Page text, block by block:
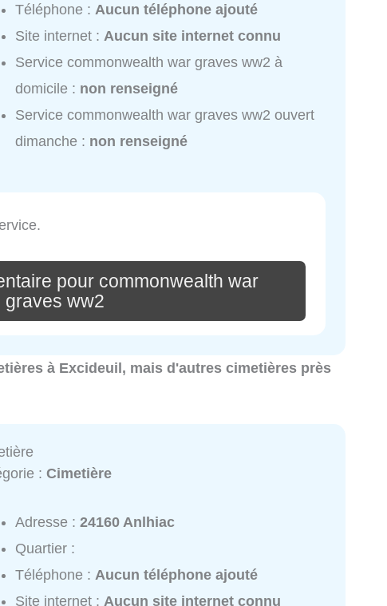
Téléphone : Aucun téléphone ajouté
Site internet : Aucun site internet connu
Service commonwealth war graves ww2 à
domicile : non renseigné
Service commonwealth war graves ww2 ouvert
dimanche : non renseigné
pour commonwealth war
graves ww2
à Excideuil, mais d'autres cimetières près
:Cimetière
Adresse :24160 Anlhiac
Quartier :
Téléphone :Aucun téléphone ajouté
Site internet :Aucun site internet connu